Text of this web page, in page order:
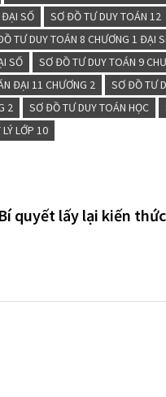
ĐẠI SỐ
SƠ ĐỒ TƯ DUY TOÁN 12
TƯ DUY TOÁN 8 CHƯƠNG 1 ĐẠI
SỐ
SƠ ĐỒ TƯ DUY TOÁN 9
ĐẠI 11 CHƯƠNG 2
SƠ ĐỒ TƯ
2 SƠ ĐỒ TƯ DUY TOÁN HỌC
LỚP 10
Bí quyết lấy lại kiến